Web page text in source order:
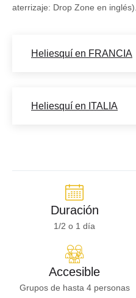
aterrizaje: Drop Zone en inglés).
Heliesquí en FRANCIA
Heliesquí en ITALIA
Duración
1/2 o 1 día
Accesible
Grupos de hasta 4 personas